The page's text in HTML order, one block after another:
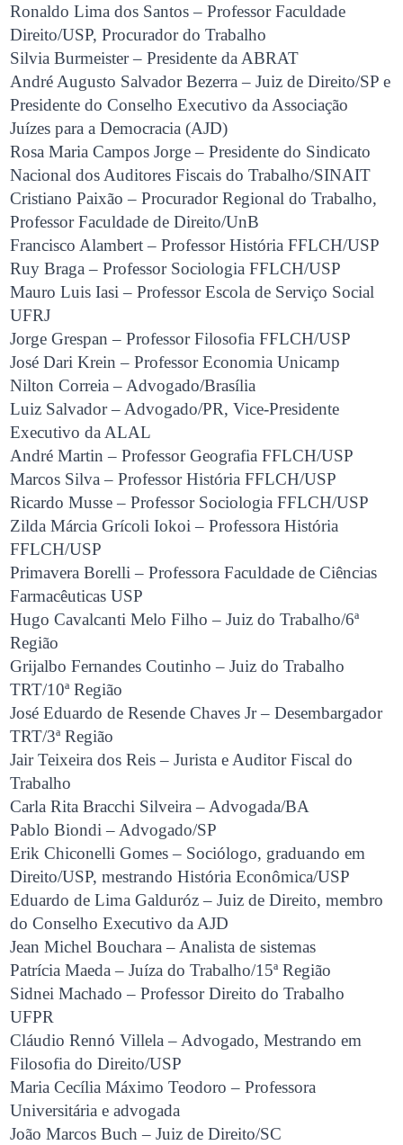
Ronaldo Lima dos Santos – Professor Faculdade
Direito/USP, Procurador do Trabalho
Silvia Burmeister – Presidente da ABRAT
André Augusto Salvador Bezerra – Juiz de Direito/SP e
Presidente do Conselho Executivo da Associação
Juízes para a Democracia (AJD)
Rosa Maria Campos Jorge – Presidente do Sindicato
Nacional dos Auditores Fiscais do Trabalho/SINAIT
Cristiano Paixão – Procurador Regional do Trabalho,
Professor Faculdade de Direito/UnB
Francisco Alambert – Professor História FFLCH/USP
Ruy Braga – Professor Sociologia FFLCH/USP
Mauro Luis Iasi – Professor Escola de Serviço Social
UFRJ
Jorge Grespan – Professor Filosofia FFLCH/USP
José Dari Krein – Professor Economia Unicamp
Nilton Correia – Advogado/Brasília
Luiz Salvador – Advogado/PR, Vice-Presidente
Executivo da ALAL
André Martin – Professor Geografia FFLCH/USP
Marcos Silva – Professor História FFLCH/USP
Ricardo Musse – Professor Sociologia FFLCH/USP
Zilda Márcia Grícoli Iokoi – Professora História
FFLCH/USP
Primavera Borelli – Professora Faculdade de Ciências
Farmacêuticas USP
Hugo Cavalcanti Melo Filho – Juiz do Trabalho/6ª
Região
Grijalbo Fernandes Coutinho – Juiz do Trabalho
TRT/10ª Região
José Eduardo de Resende Chaves Jr – Desembargador
TRT/3ª Região
Jair Teixeira dos Reis – Jurista e Auditor Fiscal do
Trabalho
Carla Rita Bracchi Silveira – Advogada/BA
Pablo Biondi – Advogado/SP
Erik Chiconelli Gomes – Sociólogo, graduando em
Direito/USP, mestrando História Econômica/USP
Eduardo de Lima Galduróz – Juiz de Direito, membro
do Conselho Executivo da AJD
Jean Michel Bouchara – Analista de sistemas
Patrícia Maeda – Juíza do Trabalho/15ª Região
Sidnei Machado – Professor Direito do Trabalho
UFPR
Cláudio Rennó Villela – Advogado, Mestrando em
Filosofia do Direito/USP
Maria Cecília Máximo Teodoro – Professora
Universitária e advogada
João Marcos Buch – Juiz de Direito/SC